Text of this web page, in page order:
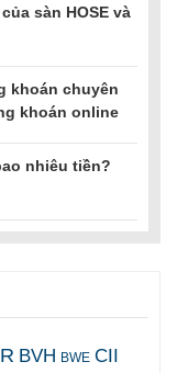
sàn HOSE và
khoán chuyên
khoán online
nhiêu tiền?
BVH BWE CII